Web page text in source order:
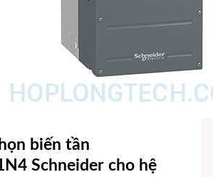
biến tần
Schneider cho hệ